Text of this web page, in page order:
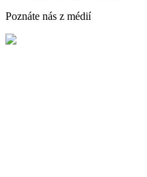
Poznáte nás z médií